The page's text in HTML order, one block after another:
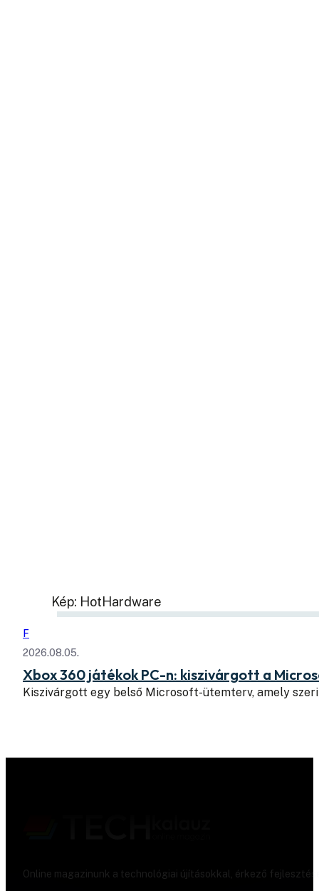
Kép: HotHardware
F
2026.08.05.
Xbox 360 játékok PC-n: kiszivárgott a
Kiszivárgott egy belső Microsoft-ütemterv, amely
Online magazinunk a technológiai újításokkal, érkező